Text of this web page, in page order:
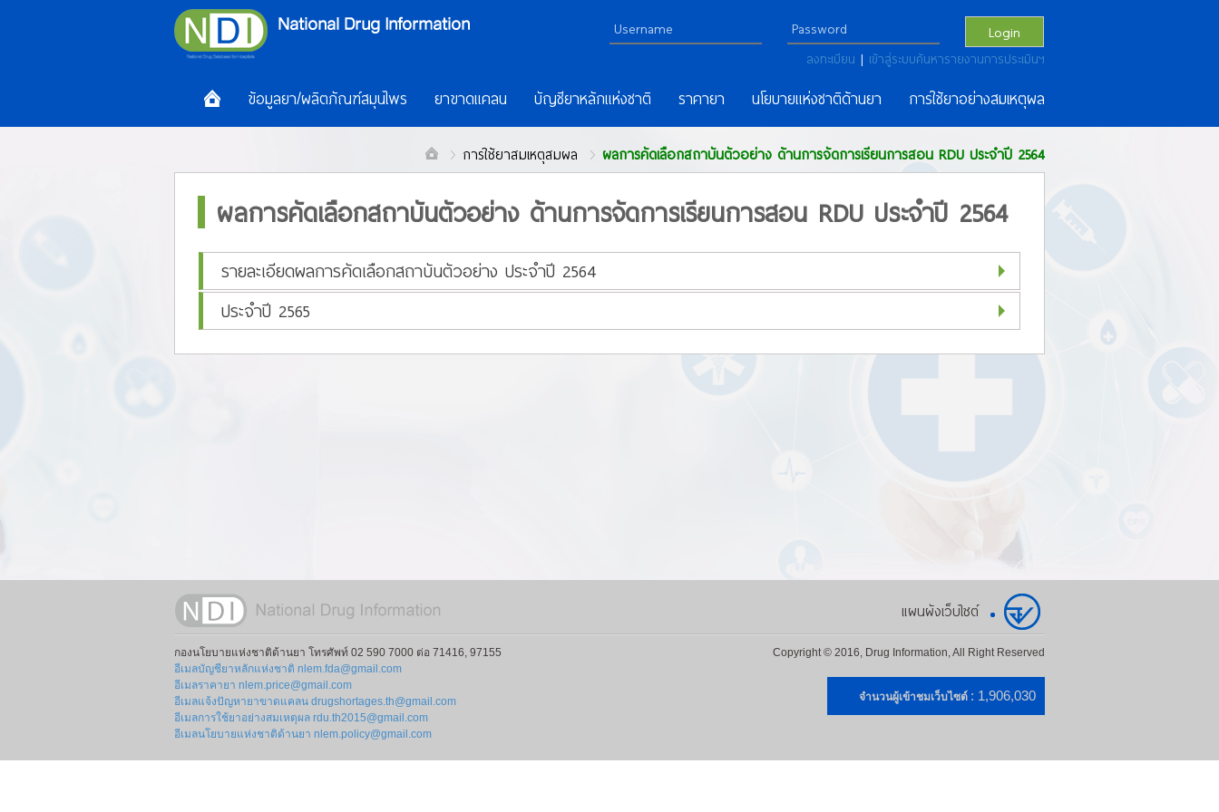
Login
ลงทะเบียน | เข้าสู่ระบบค้นหารายงานการประเมินฯ
ข้อมูลยา/ผลิตภัณฑ์สมุนไพร ยาขาดแคลน บัญชียาหลักแห่งชาติ ราคายา นโยบายแห่งชาติด้านยา การใช้ยาอย่างสมเหตุผล
การใช้ยาสมเหตุสมผล ผลการคัดเลือกสถาบันตัวอย่าง ด้านการจัดการเรียนการสอน RDU ประจำปี 2564
ผลการคัดเลือกสถาบันตัวอย่าง ด้านการจัดการเรียนการสอน RDU ประจำปี 2564
รายละเอียดผลการคัดเลือกสถาบันตัวอย่าง ประจำปี 2564
ประจำปี 2565
แผนผังเว็บไซต์
กองนโยบายแห่งชาติด้านยา โทรศัพท์ 02 590 7000 ต่อ 71416, 97155
อีเมลบัญชียาหลักแห่งชาติ nlem.fda@gmail.com
อีเมลราคายา nlem.price@gmail.com
อีเมลแจ้งปัญหายาขาดแคลน drugshortages.th@gmail.com
อีเมลการใช้ยาอย่างสมเหตุผล rdu.th2015@gmail.com
อีเมลนโยบายแห่งชาติด้านยา nlem.policy@gmail.com
Copyright © 2016, Drug Information, All Right Reserved
จำนวนผู้เข้าชมเว็บไซต์ : 1,906,030